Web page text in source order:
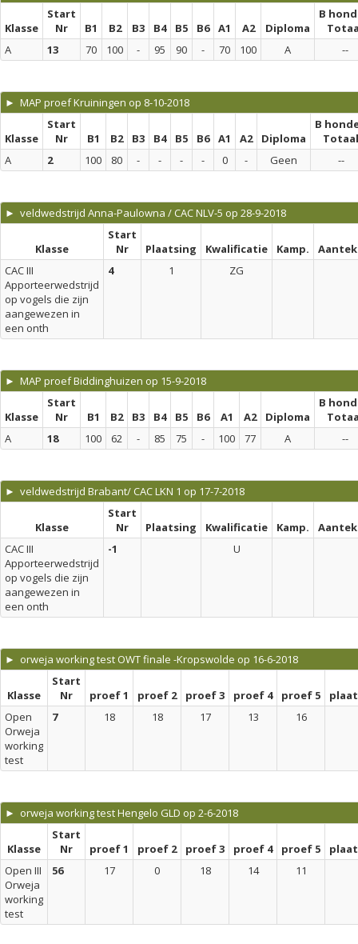
Klasse
Start
Nr
B1 B2 B3 B4 B5 B6 A1 A2 Diploma
B
A
13 70 100 - 95 90 - 70 100 A --
► MAP proef Kruiningen op 8-10-2018
Klasse
Start
Nr
B1 B2 B3 B4 B5 B6 A1 A2 Diploma
B
Totaal
A
2 100 80 - - - - 0 - Geen --
► veldwedstrijd Anna-Paulowna / CAC NLV-5 op 28-9-2018
Klasse
Start
Nr
Plaatsing Kwalificatie Kamp.
CAC III
Apporteerwedstrijd
op vogels die zijn
aangewezen in
een onth
4 1 ZG
► MAP proef Biddinghuizen op 15-9-2018
Klasse
Start
Nr
B1 B2 B3 B4 B5 B6 A1 A2 Diploma
B
A
18 100 62 - 85 75 - 100 77 A --
► veldwedstrijd Brabant/ CAC LKN 1 op 17-7-2018
Klasse
Start
Nr
Plaatsing Kwalificatie Kamp.
CAC III
Apporteerwedstrijd
op vogels die zijn
aangewezen in
een onth
-1 U
► orweja working test OWT finale -Kropswolde op 16-6-2018
Klasse
Start
Nr
proef 1 proef 2 proef 3 proef 4 proef 5
Open
Orweja
working
test
7 18 18 17 13 16
► orweja working test Hengelo GLD op 2-6-2018
Klasse
Start
Nr
proef 1 proef 2 proef 3 proef 4 proef 5
Open III
Orweja
working
test
56 17 0 18 14 11